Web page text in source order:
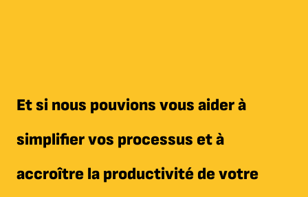
Et si nous pouvions vous aider à
simplifier vos processus et à
accroître la productivité de votre